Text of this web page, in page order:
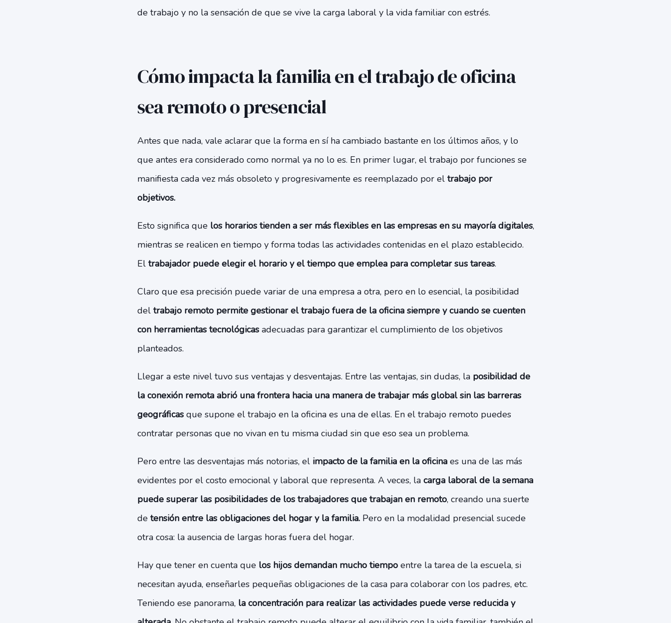
de trabajo y no la sensación de que se vive la carga laboral y la vida familiar con estrés.
Cómo impacta la familia en el trabajo de oficina
sea remoto o presencial
Antes que nada, vale aclarar que la forma en sí ha cambiado bastante en los últimos años, y lo
que antes era considerado como normal ya no lo es. En primer lugar, el trabajo por funciones se
manifiesta cada vez más obsoleto y progresivamente es reemplazado por el trabajo por
objetivos.
Esto significa que los horarios tienden a ser más flexibles en las empresas en su mayoría digitales,
mientras se realicen en tiempo y forma todas las actividades contenidas en el plazo establecido.
El trabajador puede elegir el horario y el tiempo que emplea para completar sus tareas.
Claro que esa precisión puede variar de una empresa a otra, pero en lo esencial, la posibilidad
del trabajo remoto permite gestionar el trabajo fuera de la oficina siempre y cuando se cuenten
con herramientas tecnológicasadecuadas para garantizar el cumplimiento de los objetivos
planteados.
Llegar a este nivel tuvo sus ventajas y desventajas. Entre las ventajas, sin dudas, la posibilidad de
la conexión remota abrió una frontera hacia una manera de trabajar más global sin las barreras
geográficasque supone el trabajo en la oficina es una de ellas. En el trabajo remoto puedes
contratar personas que no vivan en tu misma ciudad sin que eso sea un problema.
Pero entre las desventajas más notorias, el impacto de la familia en la oficina es una de las más
evidentes por el costo emocional y laboral que representa. A veces, la carga laboral de la semana
puede superar las posibilidades de los trabajadores que trabajan en remoto, creando una suerte
de tensión entre las obligaciones del hogar y la familia. Pero en la modalidad presencial sucede
otra cosa: la ausencia de largas horas fuera del hogar.
Hay que tener en cuenta que los hijos demandan mucho tiempoentre la tarea de la escuela, si
necesitan ayuda, enseñarles pequeñas obligaciones de la casa para colaborar con los padres, etc.
Teniendo ese panorama, la concentración para realizar las actividades puede verse reducida y